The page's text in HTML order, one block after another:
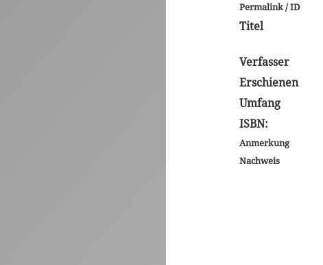
Permalink / ID
Titel
Verfasser
Erschienen
Umfang
ISBN:
Anmerkung
Nachweis